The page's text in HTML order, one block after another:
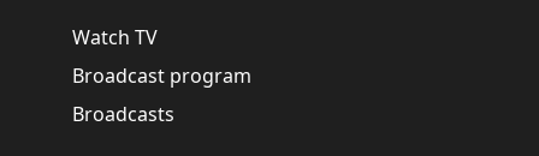
Watch TV
Broadcast program
Broadcasts